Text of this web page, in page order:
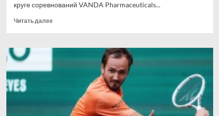
круге соревнований VANDA Pharmaceuticals...
Читать далееПрочитать
Берлин
Александрова
проиграла
Соболенко